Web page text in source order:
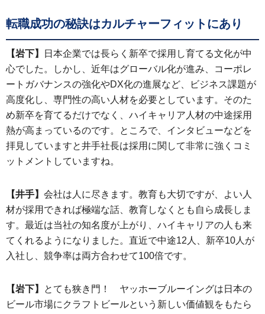
転職成功の秘訣はカルチャーフィットにあり
【岩下】
日本企業では長らく新卒で採用し育てる文化が中
心でした。しかし、近年はグローバル化が進み、コーポレ
ートガバナンスの強化やDX化の進展など、ビジネス課題が
高度化し、専門性の高い人材を必要としています。そのた
め新卒を育てるだけでなく、ハイキャリア人材の中途採用
熱が高まっているのです。ところで、インタビューなどを
拝見していますと井手社長は採用に関して非常に強くコミ
ットメントしていますね。
【井手】 会社は人に尽きます。教育も大切ですが、よい人
材が採用できれば極端な話、教育しなくとも自ら成長しま
す。最近は当社の知名度が上がり、ハイキャリアの人も来
てくれるようになりました。直近で中途12人、新卒10人が
入社し、競争率は両方合わせて100倍です。
【岩下】
とても狭き門！ ヤッホーブルーイングは日本の
ビール市場にクラフトビールという新しい価値観をもたら